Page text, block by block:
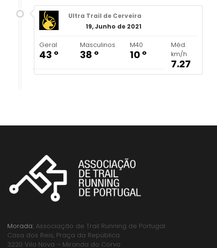
Ultra Trail de Cerveira
19, Junho de 2021
Geral
43 º
Masculinos
38 º
M40
10 º
Méd.
km/h
7.27
Morada: Associação de Trail Running de Portugal
Casa dos Reis, Praça da República
3220 Vila Nova – Miranda do Corvo